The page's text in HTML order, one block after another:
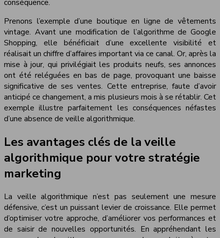
conséquence.
Prenons l’exemple d’une boutique en ligne de vêtements
vintage. Avant une modification de l’algorithme de Google
Shopping, elle bénéficiait d’une excellente visibilité et
réalisait un chiffre d’affaires important via ce canal. Or, après la
mise à jour, qui privilégiait les produits neufs, ses annonces
ont été reléguées en bas de page, provoquant une baisse
significative de ses ventes. Cette entreprise, faute d’avoir
anticipé ce changement, a mis plusieurs mois à se rétablir. Cet
exemple illustre parfaitement les conséquences néfastes
d’une absence de veille algorithmique.
Les avantages clés de la veille
algorithmique pour votre stratégie
marketing
La veille algorithmique n’est pas seulement une mesure
défensive, c’est un puissant levier de croissance. Elle permet
d’optimiser votre approche, d’améliorer vos performances et
de saisir de nouvelles opportunités. En appréhendant les